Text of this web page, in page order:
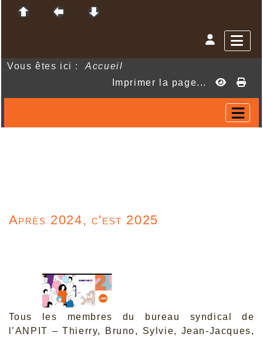
Vous êtes ici :Accueil
Imprimer la page...
Après 2024, c'est 2025
Tous les membres du bureau syndical de
l’ANPIT – Thierry, Bruno, Sylvie, Jean-Jacques,